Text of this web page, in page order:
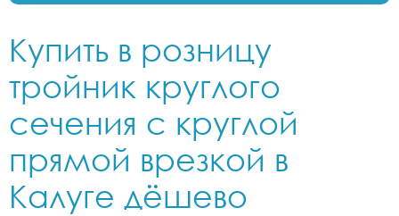
Купить в розницу
тройник круглого
сечения с круглой
прямой врезкой в
Калуге дёшево